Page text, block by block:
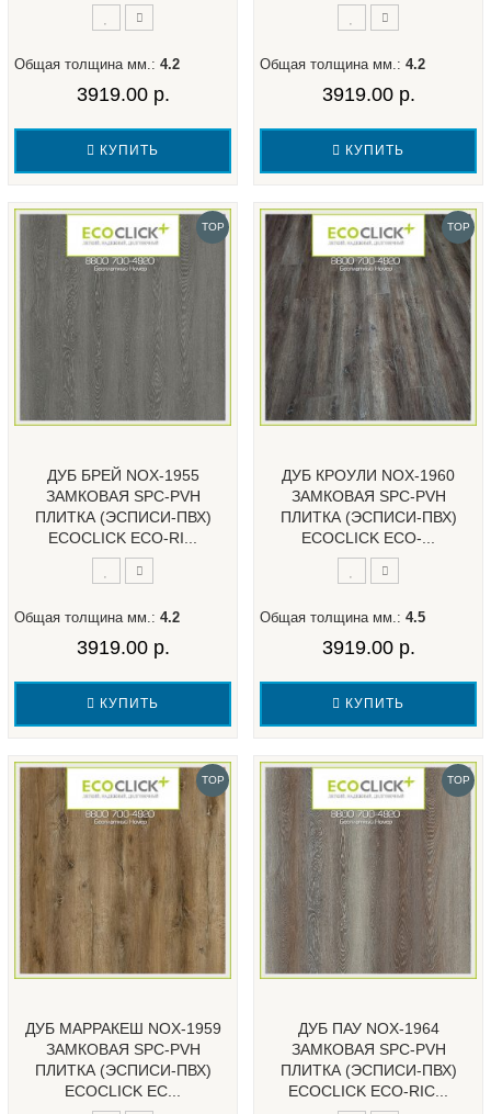
Общая толщина мм.: 4.2
3919.00 р.
КУПИТЬ
Общая толщина мм.: 4.2
3919.00 р.
КУПИТЬ
TOP
ДУБ БРЕЙ NOX-1955
ЗАМКОВАЯ SPC-PVH
ПЛИТКА (ЭСПИСИ-ПВХ)
ECOCLICK ECO-RI...
Общая толщина мм.: 4.2
3919.00 р.
КУПИТЬ
TOP
ДУБ КРОУЛИ NOX-1960
ЗАМКОВАЯ SPC-PVH
ПЛИТКА (ЭСПИСИ-ПВХ)
ECOCLICK ECO-...
Общая толщина мм.: 4.5
3919.00 р.
КУПИТЬ
TOP
ДУБ МАРРАКЕШ NOX-1959
ЗАМКОВАЯ SPC-PVH
ПЛИТКА (ЭСПИСИ-ПВХ)
ECOCLICK EC...
TOP
ДУБ ПАУ NOX-1964
ЗАМКОВАЯ SPC-PVH
ПЛИТКА (ЭСПИСИ-ПВХ)
ECOCLICK ECO-RIC...